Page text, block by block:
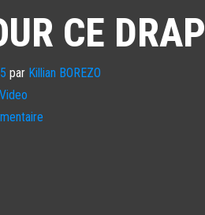
CE
par Killian BOREZO
Video